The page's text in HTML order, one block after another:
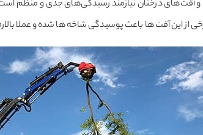
و آفت‌های درختان نیازمند رسیدگی‌های جدی و منظم
از این آفت ها باعث پوسیدگی شاخه ها شده و عملا